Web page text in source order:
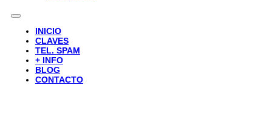
INICIO
CLAVES
TEL. SPAM
+ INFO
BLOG
CONTACTO